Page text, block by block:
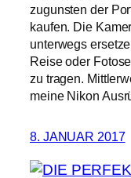
zugunsten der
kaufen. Die
unterwegs
Reise oder
zu tragen.
meine Nikon
8. JANUAR 2017